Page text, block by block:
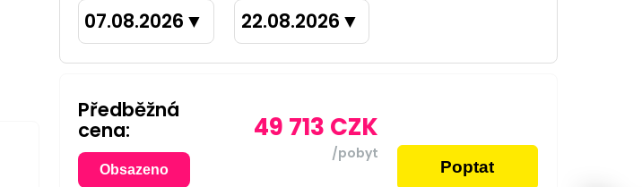
07.08.2026 ▼ 22.08.2026 ▼
Předběžná
cena:
Obsazeno
49 713 CZK
/pobyt
Poptat